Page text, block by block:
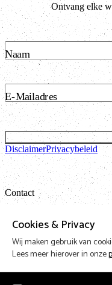
Cookies & Privacy
Wij maken gebruik van
Lees meer hierover in onze
Ontvang elke
Naam
E-Mailadres
DisclaimerPrivacybeleid
Contact
Bataviastraat 24 unit 1.13
t: 020 421 50 05 e: